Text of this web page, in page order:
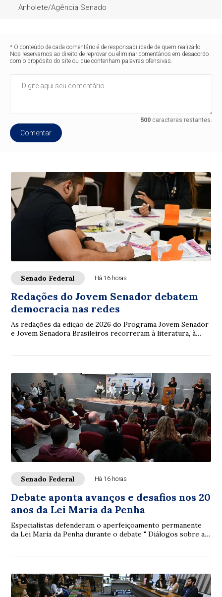
Anholete/Agência Senado
* O conteúdo de cada comentário é de responsabilidade de quem realizá-lo.
Nos reservamos ao direito de reprovar ou eliminar comentários em desacordo
com o propósito do site ou que contenham palavras ofensivas.
500caracteres restantes.
Comentar
Senado Federal Há 16 horas
Redações do Jovem Senador debatem
democracia nas redes
As redações da edição de 2026 do Programa Jovem Senador
e Jovem Senadora Brasileiros recorreram à literatura, à
Senado Federal Há 16 horas
Debate aponta avanços e desafios nos 20
anos da Lei Maria da Penha
Especialistas defenderam o aperfeiçoamento permanente
da Lei Maria da Penha durante o debate " Diálogos sobre a